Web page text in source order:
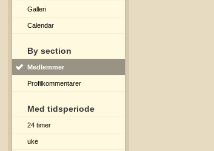
Galleri
Calendar
By section
Medlemmer
Profilkommentarer
Med tidsperiode
24 timer
uke